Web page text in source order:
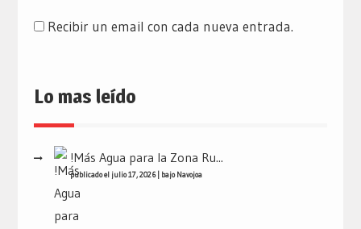
Recibir un email con cada nueva entrada.
Lo mas leído
!Más Agua para la Zona Ru...
publicado el julio 17, 2026| bajoNavojoa